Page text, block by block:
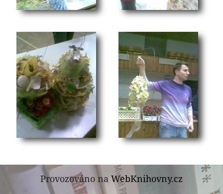
Provozováno na WebKnihovny.cz